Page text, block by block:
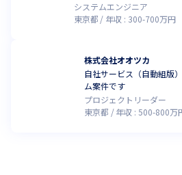
システムエンジニア
東京都
年収 : 300-700万円
株式会社オオツカ
自社サービス（自動組版）の開発
ム案件です
プロジェクトリーダー
東京都
年収 :500-800万